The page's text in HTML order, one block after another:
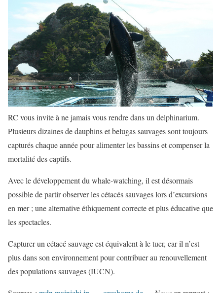
RC vous invite à ne jamais vous rendre dans un delphinarium.
Plusieurs dizaines de dauphins et belugas sauvages sont toujours
capturés chaque année pour alimenter les bassins et compenser la
mortalité des captifs.
Avec le développement du whale-watching, il est désormais
possible de partir observer les cétacés sauvages lors d’excursions
en mer ; une alternative éthiquement correcte et plus éducative que
les spectacles.
Capturer un cétacé sauvage est équivalent à le tuer, car il n’est
plus dans son environnement pour contribuer au renouvellement
des populations sauvages (IUCN).